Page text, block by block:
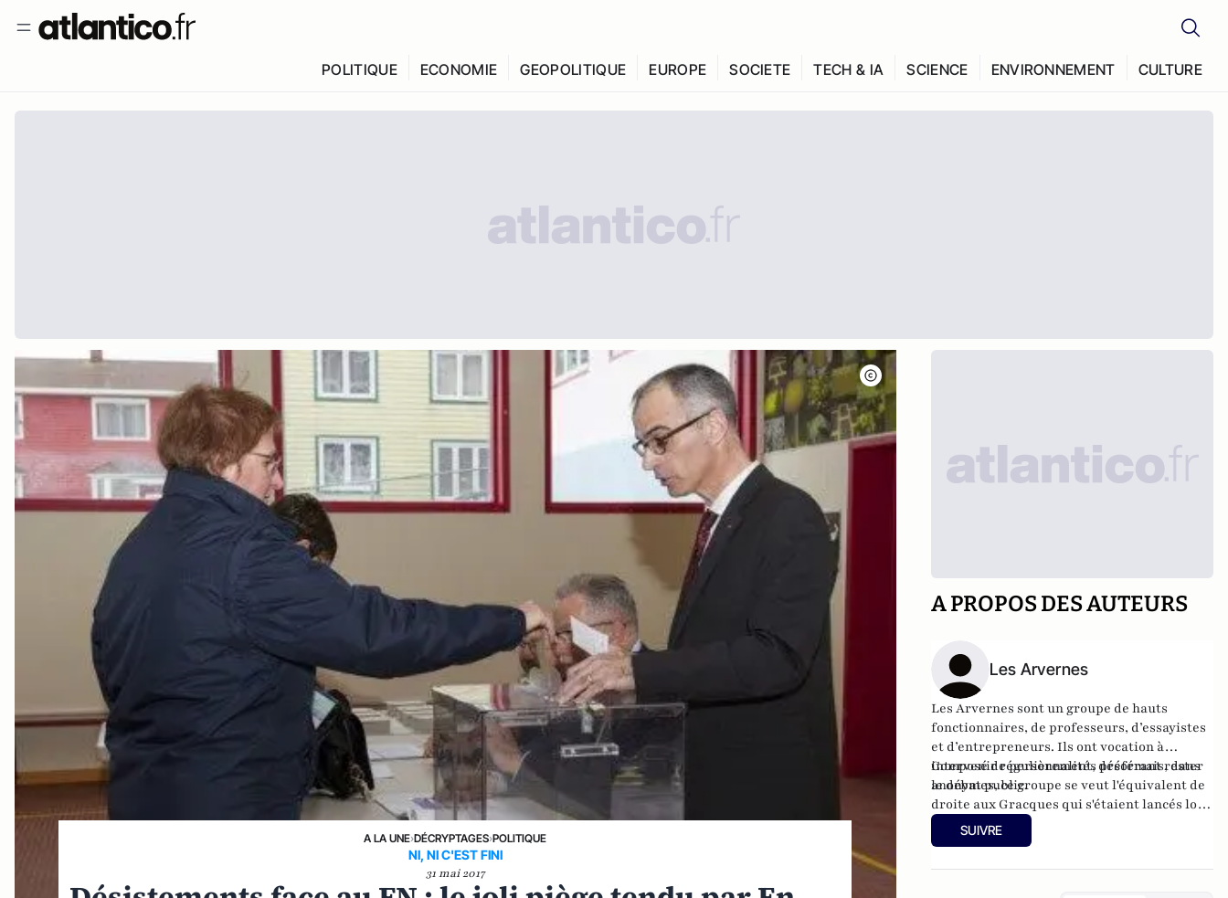
POLITIQUE ECONOMIE GEOPOLITIQUE EUROPE SOCIETE TECH & IA SCIENCE ENVIRONNEMENT CULTURE
A LA UNE›DÉCRYPTAGES›POLITIQUE
NI, NI C'EST FINI
31 mai 2017
A PROPOS DES AUTEURS
Les Arvernes
Les Arvernes sont un groupe de hauts
fonctionnaires, de professeurs, d’essayistes
et d’entrepreneurs. Ils ont vocation à
intervenir régulièrement, désormais, dans
le débat public.
Composé de personnalités préférant rester
anonymes, ce groupe se veut l'équivalent de
droite aux Gracques qui s'étaient lancés lors
de la campagne présidentielle de 2007 en
signant un appel à une alliance PS-UDF. Les
SUIVRE